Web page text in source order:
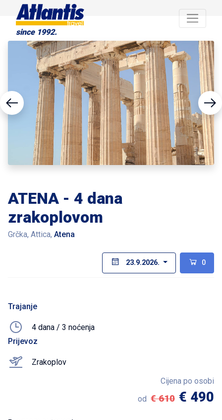
since 1992.
ATENA - 4 dana
zrakoplovom
Grčka, Attica, Atena
23.9.2026. 0
Trajanje
4 dana / 3 noćenja
Prijevoz
Zrakoplov
Cijena po osobi
od € 610 € 490